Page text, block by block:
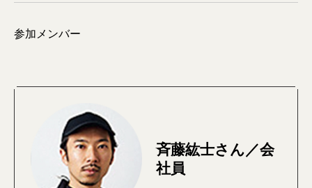
参加メンバー
斉藤紘士さん／会
社員